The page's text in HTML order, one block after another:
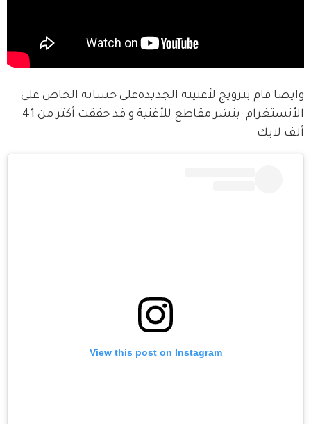
وايضا قام بترويج لأغنيته الجديدةعلى حسابه الخاص على
ألف لايك
View this post on Instagram